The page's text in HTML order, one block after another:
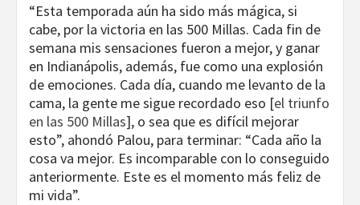
“Esta temporada aún ha sido más mágica, si
cabe, por la victoria en las 500 Millas. Cada fin de
semana mis sensaciones fueron a mejor, y ganar
en Indianápolis, además, fue como una explosión
de emociones. Cada día, cuando me levanto de la
cama, la gente me sigue recordado eso [el triunfo
en las 500 Millas], o sea que es difícil mejorar
esto”, ahondó Palou, para terminar: “Cada año la
cosa va mejor. Es incomparable con lo conseguido
anteriormente. Este es el momento más feliz de
mi vida”.